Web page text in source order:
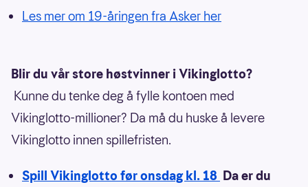
Les mer om 19-åringen fra Asker her
Blir du vår store høstvinner i Vikinglotto?
Kunne du tenke deg å fylle kontoen med
Vikinglotto-millioner? Da må du huske å levere
Vikinglotto innen spillefristen.
Spill Vikinglotto før onsdag kl. 18 Da er du